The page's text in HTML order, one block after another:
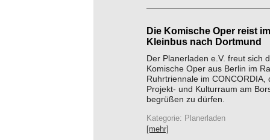
Die Komische Oper reist im
Kleinbus nach Dortmund
Der Planerladen e.V. freut sich
Komische Oper aus Berlin im
Ruhrtriennale im CONCORDIA,
Projekt- und Kulturraum am
begrüßen zu dürfen.
Kategorie: Planerladen
[mehr]